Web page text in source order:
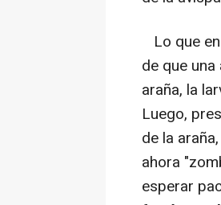
Lo que
de que
araña, la
Luego,
de la
ahora
esperar